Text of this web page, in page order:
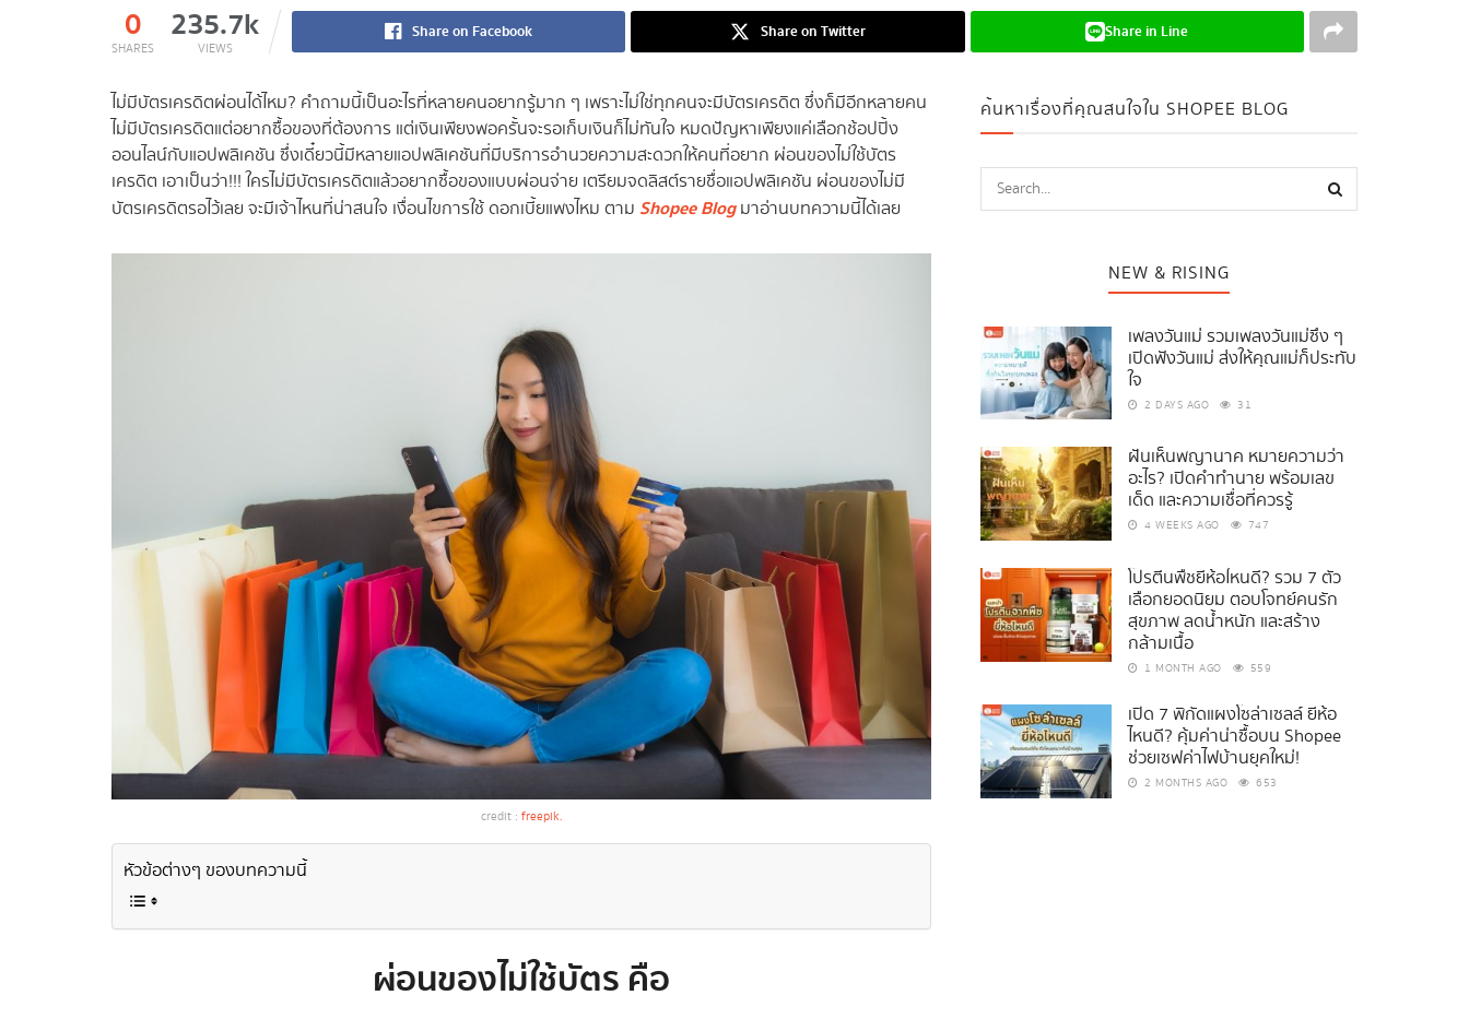
0
SHARES
235.7k
VIEWS
Share on Facebook Share on Twitter Share in Line
ไม่มีบัตรเครดิตผ่อนได้ไหม? คำถามนี้เป็นอะไรที่หลายคนอยากรู้มาก ๆ เพราะไม่ใช่ทุกคนจะมีบัตรเครดิต ซึ่งก็มีอีกหลายคน
ไม่มีบัตรเครดิตแต่อยากซื้อของที่ต้องการ แต่เงินเพียงพอครั้นจะรอเก็บเงินก็ไม่ทันใจ หมดปัญหาเพียงแค่เลือกช้อปปิ้ง
ออนไลน์กับแอปพลิเคชัน ซึ่งเดี๋ยวนี้มีหลายแอปพลิเคชันที่มีบริการอำนวยความสะดวกให้คนที่อยาก ผ่อนของไม่ใช้บัตร
เครดิต เอาเป็นว่า!!! ใครไม่มีบัตรเครดิตแล้วอยากซื้อของแบบผ่อนจ่าย เตรียมจดลิสต์รายชื่อแอปพลิเคชัน ผ่อนของไม่มี
บัตรเครดิตรอไว้เลย จะมีเจ้าไหนที่น่าสนใจ เงื่อนไขการใช้ ดอกเบี้ยแพงไหม ตาม Shopee Blogมาอ่านบทความนี้ได้เลย
credit : freepik.
หัวข้อต่างๆ ของบทความนี้
ผ่อนของไม่ใช้บัตร คือ
ค้นหาเรื่องที่คุณสนใจใน SHOPEE BLOG
NEW & RISING
เพลงวันแม่ รวมเพลงวันแม่ซึ้ง ๆ
เปิดฟังวันแม่ ส่งให้คุณแม่ก็ประทับ
ใจ
2 DAYS AGO 31
ฝันเห็นพญานาค หมายความว่า
อะไร? เปิดคำทำนาย พร้อมเลข
เด็ด และความเชื่อที่ควรรู้
4 WEEKS AGO 747
โปรตีนพืชยี่ห้อไหนดี? รวม 7 ตัว
เลือกยอดนิยม ตอบโจทย์คนรัก
สุขภาพ ลดน้ำหนัก และสร้าง
กล้ามเนื้อ
1 MONTH AGO 559
เปิด 7 พิกัดแผงโซล่าเซลล์ ยี่ห้อ
ไหนดี? คุ้มค่าน่าซื้อบน Shopee
ช่วยเซฟค่าไฟบ้านยุคใหม่!
2 MONTHS AGO 653